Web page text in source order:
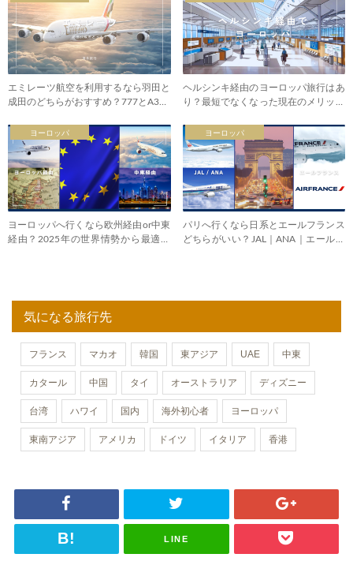
エミレーツ航空を利用するなら羽田と
成田のどちらがおすすめ？777とA380
ヘルシンキ経由のヨーロッパ旅行はあ
り？最短でなくなった現在のメリット
ヨーロッパ
ヨーロッパへ行くなら欧州経由or中東
経由？2025年の世界情勢から最適ル
ヨーロッパ
パリへ行くなら日系とエールフランス
どちらがいい？JAL｜ANA｜エールフ
気になる旅行先
フランス マカオ 韓国 東アジア UAE 中東
カタール 中国 タイ オーストラリア ディズニー
台湾 ハワイ 国内 海外初心者 ヨーロッパ
東南アジア アメリカ ドイツ イタリア 香港
LINE